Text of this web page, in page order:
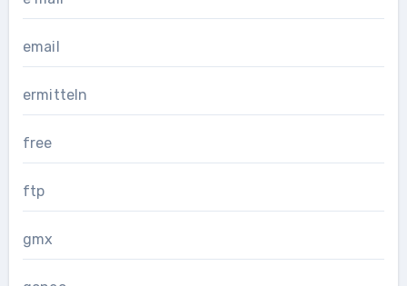
email
ermitteln
free
ftp
gmx